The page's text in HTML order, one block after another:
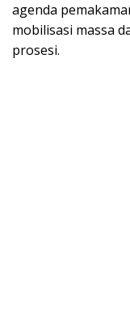
agenda
mobilisasi massa
prosesi.